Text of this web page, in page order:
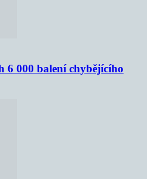
6 000 balení chybějícího